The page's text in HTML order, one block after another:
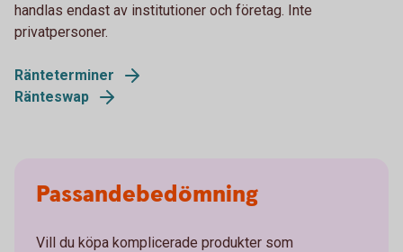
handlas endast av institutioner och företag. Inte
privatpersoner.
Ränteterminer
Ränteswap
Passandebedömning
Vill du köpa komplicerade produkter som